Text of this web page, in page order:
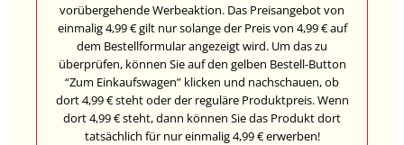
vorübergehende Werbeaktion. Das Preisangebot von
einmalig 4,99 € gilt nur solange der Preis von 4,99 € auf
dem Bestellformular angezeigt wird. Um das zu
überprüfen, können Sie auf den gelben Bestell-Button
“Zum Einkaufswagen” klicken und nachschauen, ob
dort 4,99 € steht oder der reguläre Produktpreis. Wenn
dort 4,99 € steht, dann können Sie das Produkt dort
tatsächlich für nur einmalig 4,99 € erwerben!